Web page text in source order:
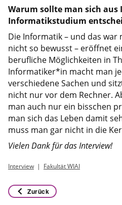
Warum sollte man sich aus
Informatikstudium
Die Informatik – und das
nicht so bewusst – eröffnet
berufliche Möglichkeiten in
Informatiker*in macht man
verschiedene Sachen und
nicht nur vor dem Rechner.
man auch nur ein bisschen
man sich das Leben damit
muss man gar nicht in die
Vielen Dank für das Interview!
Interview Fakultät WIAI
Zurück